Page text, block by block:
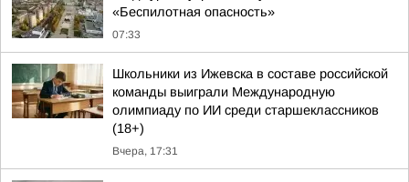
«Беспилотная опасность»
07:33
Школьники из Ижевска в составе российской
команды выиграли Международную
олимпиаду по ИИ среди старшеклассников
(18+)
Вчера, 17:31